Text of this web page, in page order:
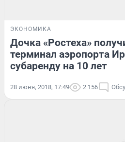
ЭКОНОМИКА
Дочка «Ростеха»
терминал аэропорта
субаренду на 10 лет
28 июня, 2018, 17:49 2 156